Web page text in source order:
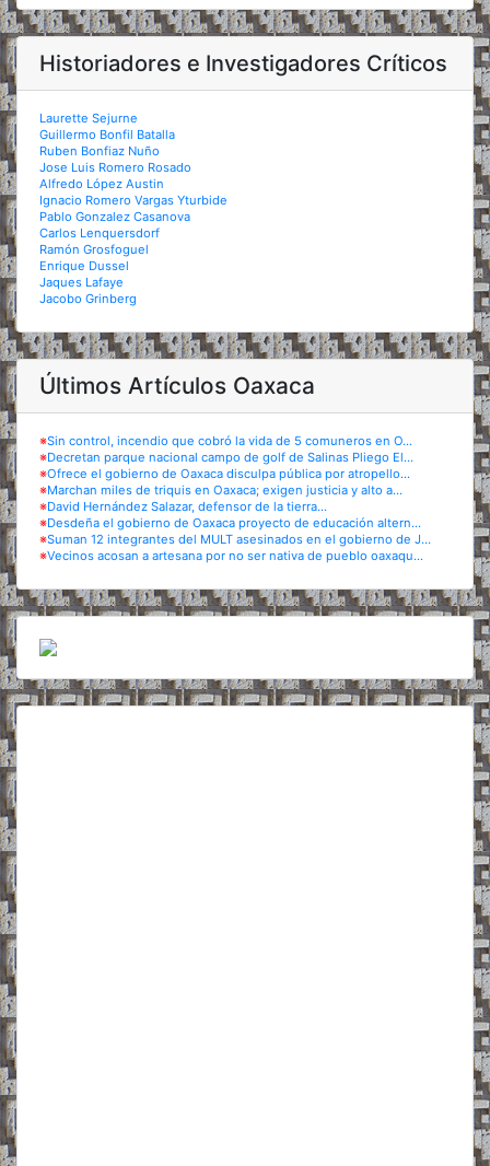
Historiadores e Investigadores Críticos
Laurette Sejurne
Guillermo Bonfil Batalla
Ruben Bonfiaz Nuño
Jose Luis Romero Rosado
Alfredo López Austin
Ignacio Romero Vargas Yturbide
Pablo Gonzalez Casanova
Carlos Lenquersdorf
Ramón Grosfoguel
Enrique Dussel
Jaques Lafaye
Jacobo Grinberg
Últimos Artículos Oaxaca
※Sin control, incendio que cobró la vida de 5 comuneros en O...
※Decretan parque nacional campo de golf de Salinas Pliego El...
※Ofrece el gobierno de Oaxaca disculpa pública por atropello...
※Marchan miles de triquis en Oaxaca; exigen justicia y alto a...
※David Hernández Salazar, defensor de la tierra...
※Desdeña el gobierno de Oaxaca proyecto de educación altern...
※Suman 12 integrantes del MULT asesinados en el gobierno de J...
※Vecinos acosan a artesana por no ser nativa de pueblo oaxaqu...